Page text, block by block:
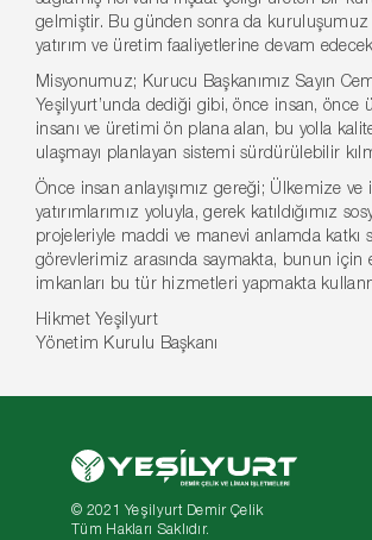
gelmiştir. Bu günden sonra da kuruluşumuz
yatırım ve üretim faaliyetlerine devam
Misyonumuz; Kurucu Başkanımız Sayın
Yeşilyurt’unda dediği gibi, önce insan, önce
insanı ve üretimi ön plana alan, bu yolla
ulaşmayı planlayan sistemi sürdürülebilir
Önce insan anlayışımız gereği; Ülkemize ve
yatırımlarımız yoluyla, gerek katıldığımız
projeleriyle maddi ve manevi anlamda katkı
görevlerimiz arasında saymakta, bunun için
imkanları bu tür hizmetleri yapmakta
Hikmet Yeşilyurt
Yönetim Kurulu Başkanı
© 2021 Yeşilyurt Demir Çelik
Tüm Hakları Saklıdır.